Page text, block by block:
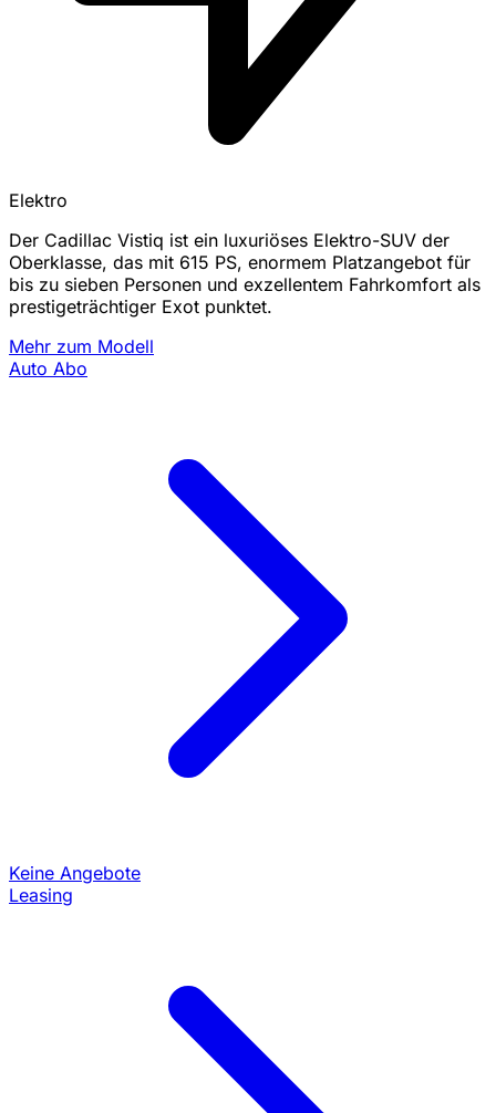
Elektro
Der Cadillac Vistiq ist ein luxuriöses Elektro-SUV der
Oberklasse, das mit 615 PS, enormem Platzangebot für
bis zu sieben Personen und exzellentem Fahrkomfort als
prestigeträchtiger Exot punktet.
Mehr zum Modell
Auto Abo
Keine Angebote
Leasing